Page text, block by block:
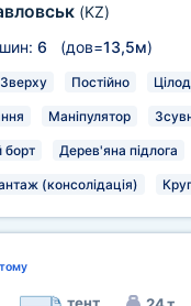
(KZ)
6 (дов=13,5м)
Зверху Постійно
Маніпулятор
борт Дерев'яна підлога
(консолідація)
тому